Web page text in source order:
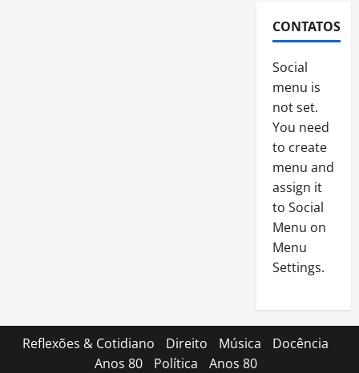
CONTATOS
Social
menu is
not set.
You need
to create
menu and
assign it
to Social
Menu on
Menu
Settings.
Reflexões & Cotidiano Direito Música
Docência
Anos 80
Política Anos 80